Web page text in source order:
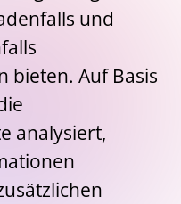
und
bieten. Auf Basis
analysiert,